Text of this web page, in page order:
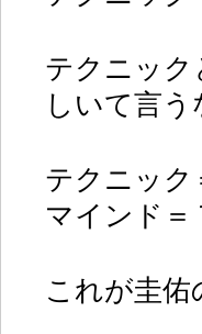
テクニック
しいて言
テクニック
マインド＝
これが圭佑